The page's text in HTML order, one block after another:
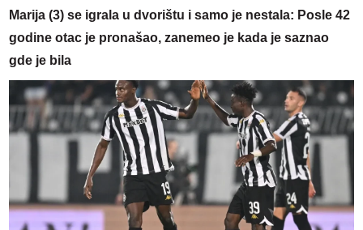
Marija (3) se igrala u dvorištu i samo je nestala: Posle 42
godine otac je pronašao, zanemeo je kada je saznao
gde je bila